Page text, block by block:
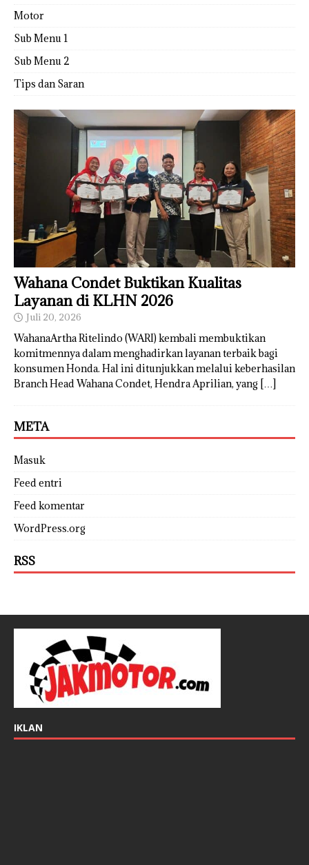
Motor
Sub Menu 1
Sub Menu 2
Tips dan Saran
Wahana Condet Buktikan Kualitas
Layanan di KLHN 2026
Juli 20, 2026
WahanaArtha Ritelindo (WARI) kembali membuktikan
komitmennya dalam menghadirkan layanan terbaik bagi
konsumen Honda. Hal ini ditunjukkan melalui keberhasilan
Branch Head Wahana Condet, Hendra Aprilian, yang […]
META
Masuk
Feed entri
Feed komentar
WordPress.org
RSS
IKLAN